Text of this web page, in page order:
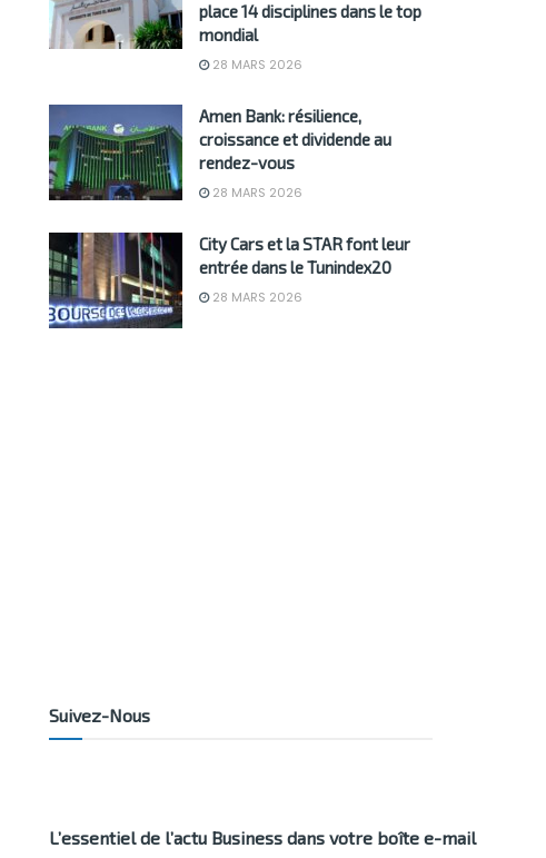
place 14 disciplines dans le top
mondial
28 MARS 2026
Amen Bank: résilience,
croissance et dividende au
rendez-vous
28 MARS 2026
City Cars et la STAR font leur
entrée dans le Tunindex20
28 MARS 2026
Suivez-Nous
L’essentiel de l’actu Business dans votre boîte e-mail